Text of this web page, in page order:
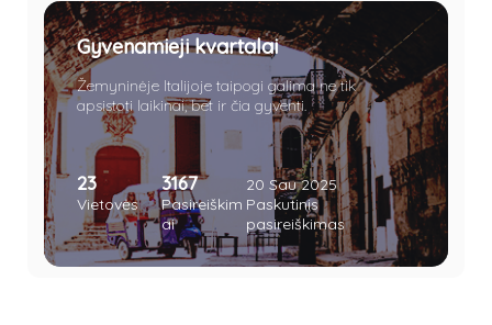
Gyvenamieji kvartalai
Žemyninėje Italijoje taipogi galima ne tik
apsistoti laikinai, bet ir čia gyventi.
23
Vietovės
3167
Pasireiškim
ai
20 Sau 2025
Paskutinis
pasireiškimas